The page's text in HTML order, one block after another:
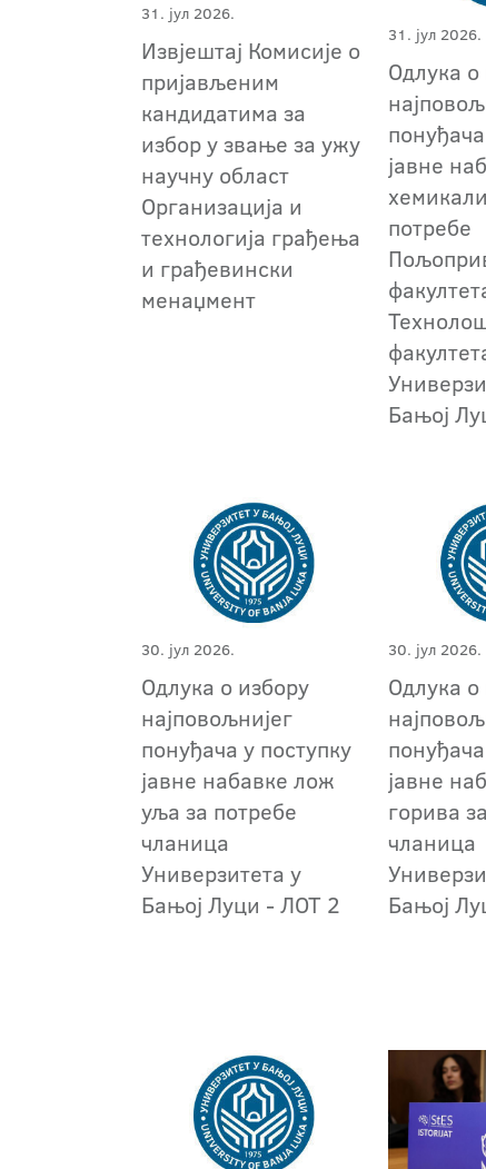
31. јул 2026.
Извјештај Комисије о
пријављеним
кандидатима за
избор у звање за ужу
научну област
Организација и
технологија грађења
и грађевински
менаџмент
31. јул 2026.
Одлука о
јавне
потребе
Бањој
30. јул 2026.
Одлука о избору
најповољнијег
понуђача у поступку
јавне набавке лож
уља за потребе
чланица
Универзитета у
Бањој Луци - ЛОТ 2
30. јул 2026.
Одлука о
јавне
горива
чланица
Бањој